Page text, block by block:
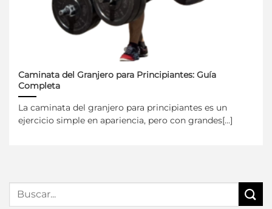
Caminata del Granjero para Principiantes: Guía
Completa
La caminata del granjero para principiantes es un
ejercicio simple en apariencia, pero con grandes[...]